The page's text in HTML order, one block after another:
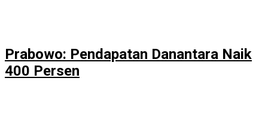
Prabowo: Pendapatan Danantara Naik
400 Persen